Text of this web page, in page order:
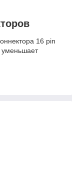
16 pin
уменьшает